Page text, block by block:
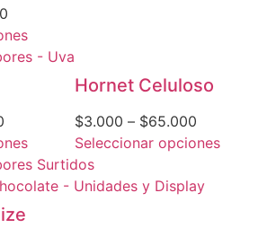
Hornet Celuloso
$3.000 – $65.000
Seleccionar opciones